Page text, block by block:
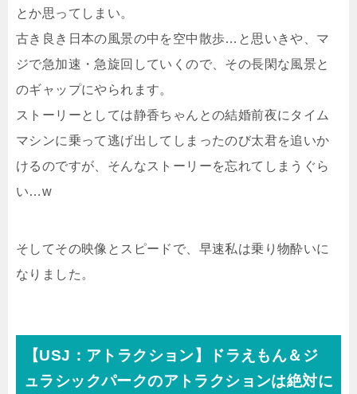
とか思ってしまい。
古き良き日本の風景の中を空中散歩…と思いきや、マ
ジで急加速・急旋回していくので、その長閑な風景と
のギャップにやられます。
ストーリーとしては静香ちゃんとの結婚前夜にタイム
マシンに乗って逃げ出してしまったのび太君を追いか
けるのですが、そんなストーリーを忘れてしまうぐら
い…w
そしてその映像とスピードで、早速私は乗り物酔いに
なりました。
【USJ：アトラクション】ドラえもん＆ジ
ュラシックパークのアトラクションは絶対に